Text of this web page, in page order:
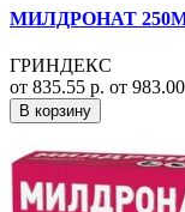
МИЛДРОНАТ
ГРИНДЕКС
от 835.55 р. от
В корзину